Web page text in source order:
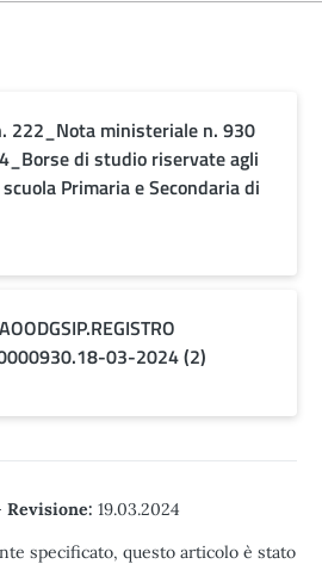
222_Nota ministeriale n. 930
di studio riservate agli
Primaria e Secondaria di
03-2024 (2)
Revisione: 19.03.2024
specificato, questo articolo è stato